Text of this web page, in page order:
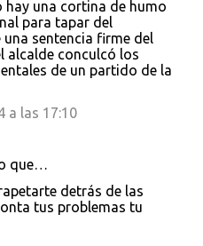
hay una cortina de humo
para tapar del
sentencia firme del
alcalde conculcó los
de un partido de la
a las 17:10
que…
detrás de las
tus problemas tu